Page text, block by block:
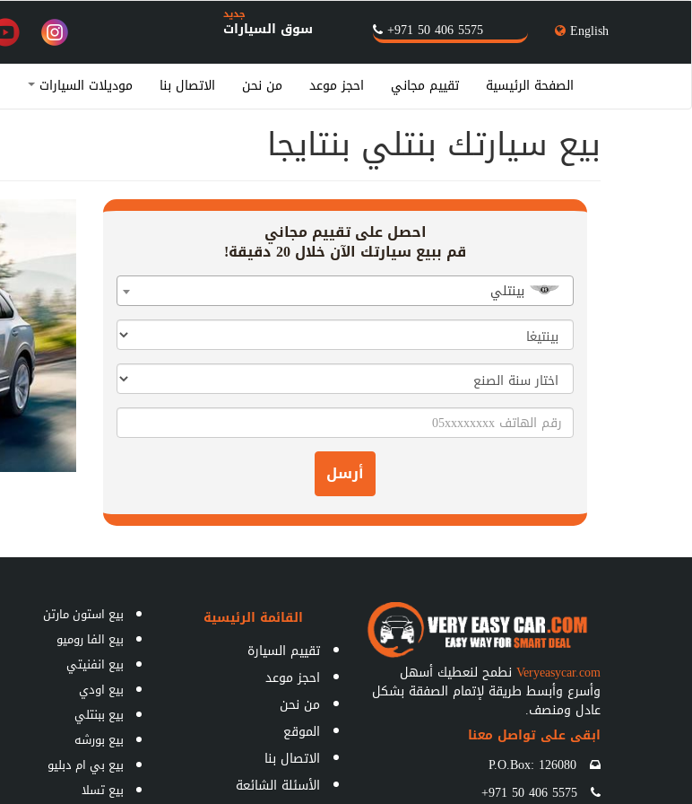
English
+971 50 406 5575 سوق السيارات
جديد
الصفحة الرئيسية تقييم مجاني احجز موعد من نحن الاتصال بنا موديلات السيارات
بيع سيارتك بنتلي بنتايجا
احصل على تقييم مجاني
قم ببيع سيارتك الآن خلال 20 دقيقة!
بينتلي
أرسل
Veryeasycar.com نطمح لنعطيك أسهل
وأسرع وأبسط طريقة لإتمام الصفقة بشكل
عادل ومنصف.
ابقى على تواصل معنا
P.O.Box: 126080
+971 50 406 5575
القائمة الرئيسية
تقييم السيارة
احجز موعد
من نحن
الموقع
الاتصال بنا
الأسئلة الشائعة
بيع استون مارتن
بيع الفا روميو
بيع انفنيتي
بيع اودي
بيع ببنتلي
بيع بورشه
بيع بي ام دبليو
بيع تسلا